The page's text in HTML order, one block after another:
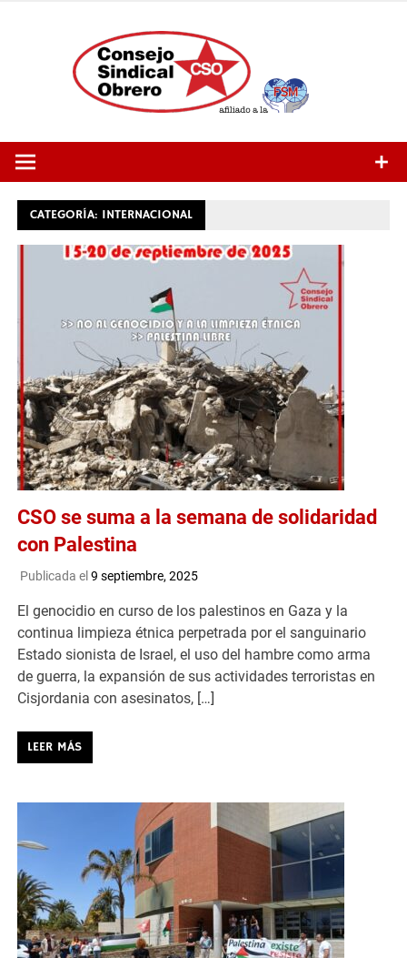
CATEGORÍA: INTERNACIONAL
CSO se suma a la semana de solidaridad
con Palestina
Publicada el 9 septiembre, 2025
El genocidio en curso de los palestinos en Gaza y la
continua limpieza étnica perpetrada por el sanguinario
Estado sionista de Israel, el uso del hambre como arma
de guerra, la expansión de sus actividades terroristas en
Cisjordania con asesinatos, […]
LEER MÁS